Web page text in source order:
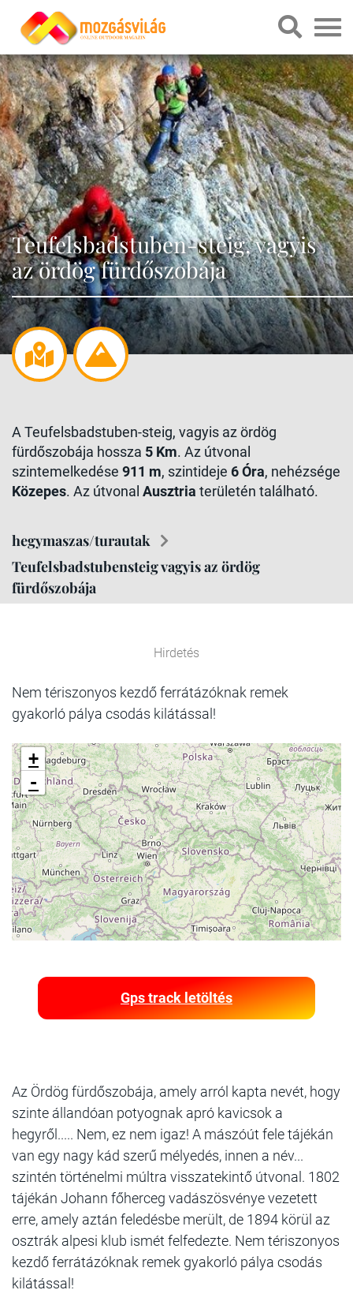
Teufelsbadstuben-steig, vagyis
az ördög fürdőszobája
A Teufelsbadstuben-steig, vagyis az ördög
fürdőszobája hossza 5 Km. Az útvonal
szintemelkedése 911 m, szintideje 6 Óra, nehézsége
Közepes. Az útvonal Ausztria területén található.
hegymaszas/turautak
Teufelsbadstubensteig vagyis az ördög
fürdőszobája
Hirdetés
Nem tériszonyos kezdő ferrátázóknak remek
gyakorló pálya csodás kilátással!
+
-
Gps track letöltés
Az Ördög fürdőszobája, amely arról kapta nevét, hogy
szinte állandóan potyognak apró kavicsok a
hegyről..... Nem, ez nem igaz! A mászóút fele tájékán
van egy nagy kád szerű mélyedés, innen a név...
szintén történelmi múltra visszatekintő útvonal. 1802
tájékán Johann főherceg vadászösvénye vezetett
erre, amely aztán feledésbe merült, de 1894 körül az
osztrák alpesi klub ismét felfedezte. Nem tériszonyos
kezdő ferrátázóknak remek gyakorló pálya csodás
kilátással!